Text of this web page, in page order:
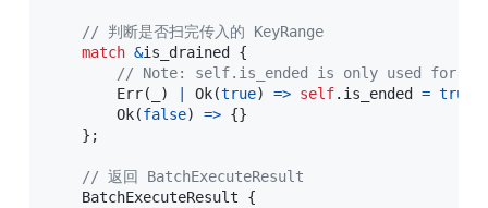
// 判断是否扫完传入的 KeyRange
match &is_drained {
// Note: self.is_ended is only used for
Err( ) Ok(true) => self. is_ended = true
Ok(false) => {}
} ;
// 返回 BatchExecuteResult
BatchExecuteResult
{